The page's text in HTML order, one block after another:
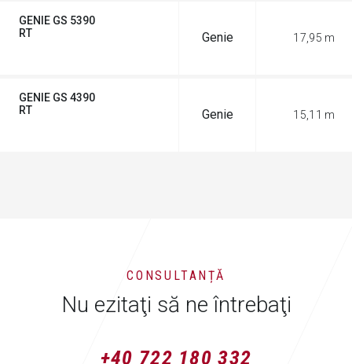
GENIE GS 5390
RT
Genie 17,95 m
GENIE GS 4390
RT
Genie 15,11 m
CONSULTANȚĂ
Nu ezitaţi să ne întrebaţi
+40 722 180 332